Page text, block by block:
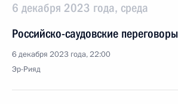
6 декабря 2023 года, среда
Российско-саудовские переговоры
6 декабря 2023 года, 22:00
Эр-Рияд